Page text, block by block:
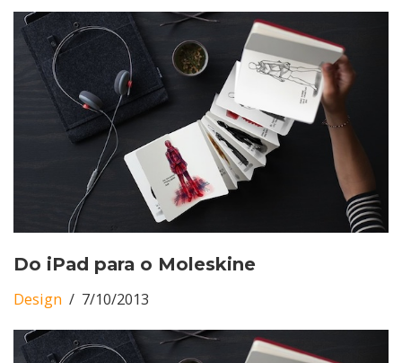
Do iPad para o Moleskine
Design 7/10/2013